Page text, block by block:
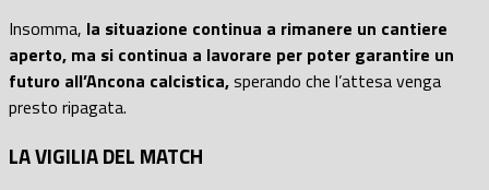
Insomma, la situazione continua a rimanere un cantiere
aperto, ma si continua a lavorare per poter garantire un
futuro all’Ancona calcistica,sperando che l’attesa venga
presto ripagata.
LA VIGILIA DEL MATCH